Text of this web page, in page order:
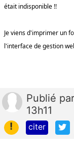
était indisponible !!
Je viens d'imprimer un
l'interface de gestion
Publié par
13h11
!
citer